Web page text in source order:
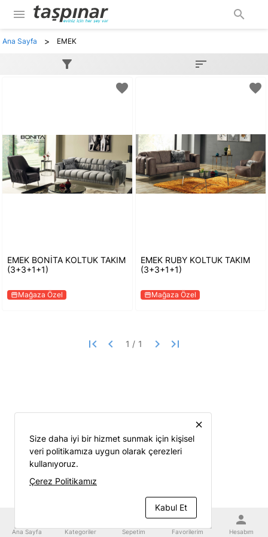
menu search
Ana Sayfa > EMEK
filter_alt
sort
favorite
EMEK BONİTA KOLTUK TAKIM
(3+3+1+1)
storefrontMağaza Özel
favorite
EMEK RUBY KOLTUK TAKIM
(3+3+1+1)
storefrontMağaza Özel
first_page keyboard_arrow_left keyboard_arrow_right last_page
Ana Sayfa Kategoriler Sepetim
favorite
Favorilerim
person
Hesabım
close
Size daha iyi bir hizmet sunmak için kişisel
veri politikamıza uygun olarak çerezleri
kullanıyoruz.
Çerez Politikamız
Kabul Et